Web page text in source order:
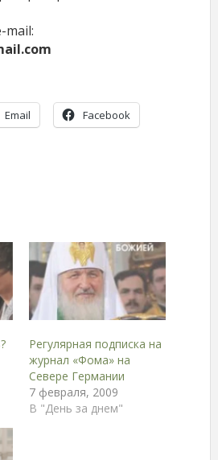
mail:
Email Facebook
Регулярная подписка на
журнал «Фома» на
Севере Германии
7 февраля, 2009
В "День за днем"